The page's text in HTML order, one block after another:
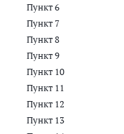
Пункт 6
Пункт 7
Пункт 8
Пункт 9
Пункт 10
Пункт 11
Пункт 12
Пункт 13